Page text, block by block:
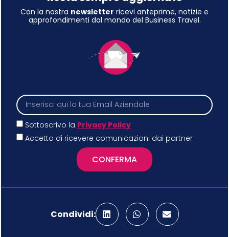
Con la nostra newsletter ricevi anteprime, notizie e
approfondimenti dal mondo del Business Travel.
Sottoscrivo la Privacy Policy
Accetto di ricevere comunicazioni dai partner
CONFERMA
Condividi: